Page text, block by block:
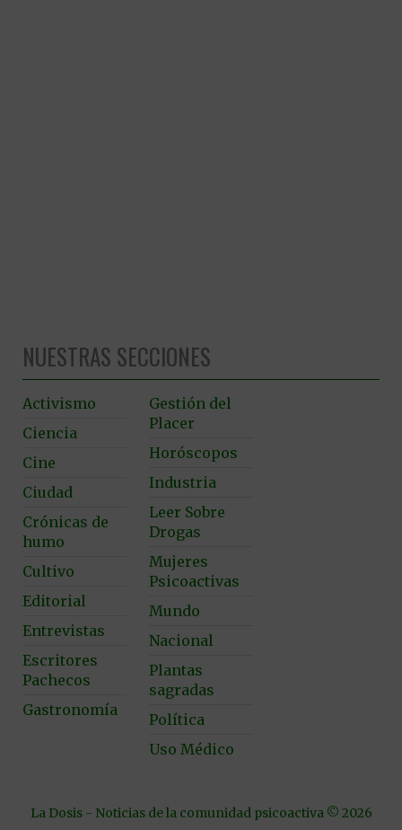
NUESTRAS SECCIONES
Activismo
Ciencia
Cine
Ciudad
Crónicas de
humo
Cultivo
Editorial
Entrevistas
Escritores
Pachecos
Gastronomía
Gestión del
Placer
Horóscopos
Industria
Leer Sobre
Drogas
Mujeres
Psicoactivas
Mundo
Nacional
Plantas
sagradas
Política
Uso Médico
La Dosis - Noticias de la comunidad psicoactiva © 2026